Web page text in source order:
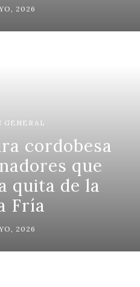
2026
GENERAL
cordobesa
que
quita de la
Fría
2026